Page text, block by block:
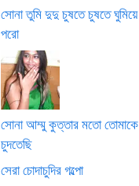
সোনা তুমি দুদু চুষতে চুষতে ঘুমিয়ে
পরো
সোনা আম্মু কুত্তার মতো তোমাকে
চুদতেছি
সেরা চোদাচুদির গল্পো